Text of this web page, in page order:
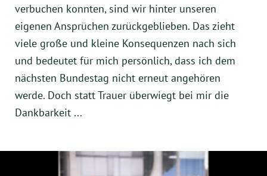
verbuchen konnten, sind wir hinter unseren
eigenen Ansprüchen zurückgeblieben. Das zieht
viele große und kleine Konsequenzen nach sich
und bedeutet für mich persönlich, dass ich dem
nächsten Bundestag nicht erneut angehören
werde. Doch statt Trauer überwiegt bei mir die
Dankbarkeit ...